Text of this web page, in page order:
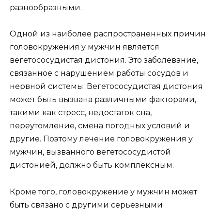
разнообразными.
Одной из наиболее распространенных причин
головокружения у мужчин является
вегетососудистая дистония. Это заболевание,
связанное с нарушением работы сосудов и
нервной системы. Вегетососудистая дистония
может быть вызвана различными факторами,
такими как стресс, недостаток сна,
переутомление, смена погодных условий и
другие. Поэтому лечение головокружения у
мужчин, вызванного вегетососудистой
дистонией, должно быть комплексным.
Кроме того, головокружение у мужчин может
быть связано с другими серьезными